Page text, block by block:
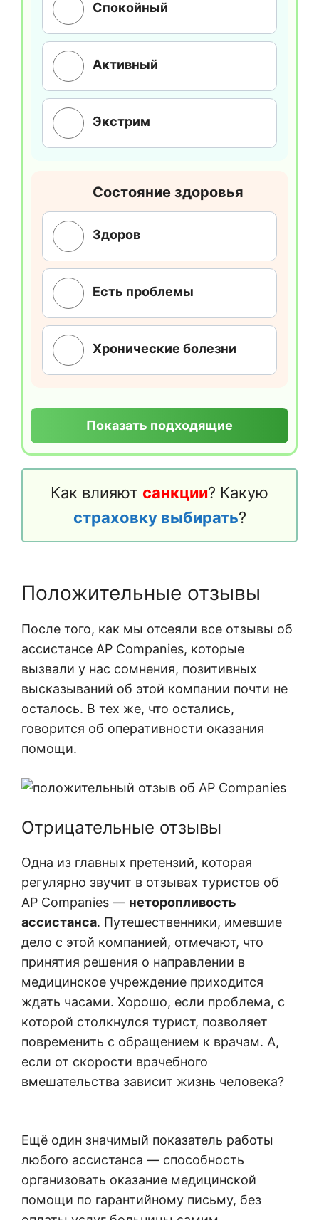
Спокойный
Активный
Экстрим
Состояние здоровья
Здоров
Есть проблемы
Хронические болезни
Показать подходящие
Как влияют санкции? Какую
страховку выбирать?
Положительные отзывы
После того, как мы отсеяли все отзывы об
ассистансе AP Companies, которые
вызвали у нас сомнения, позитивных
высказываний об этой компании почти не
осталось. В тех же, что остались,
говорится об оперативности оказания
помощи.
Отрицательные отзывы
Одна из главных претензий, которая
регулярно звучит в отзывах туристов об
AP Companies — неторопливость
ассистанса. Путешественники, имевшие
дело с этой компанией, отмечают, что
принятия решения о направлении в
медицинское учреждение приходится
ждать часами. Хорошо, если проблема, с
которой столкнулся турист, позволяет
повременить с обращением к врачам. А,
если от скорости врачебного
вмешательства зависит жизнь человека?
Ещё один значимый показатель работы
любого ассистанса — способность
организовать оказание медицинской
помощи по гарантийному письму, без